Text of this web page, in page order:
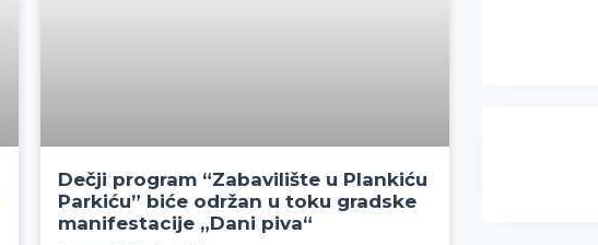
Dečji program “Zabavilište u Plankiću
Parkiću” biće održan u toku gradske
manifestacije „Dani piva“